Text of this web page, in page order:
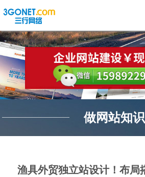
做网站知识
渔具外贸独立站设计！布局